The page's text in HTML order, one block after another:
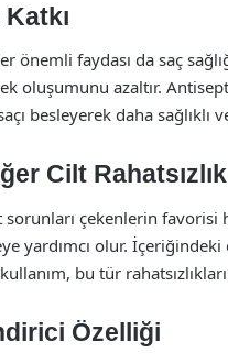
Katkı
önemli faydası da saç
oluşumunu azaltır.
besleyerek daha sağlıklı
Cilt
çekenlerin favorisi
yardımcı olur.
bu tür
Özelliği